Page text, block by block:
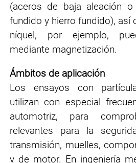
(aceros de baja aleación
fundido y hierro fundido), así
níquel, por ejemplo,
mediante magnetización.
Ámbitos de aplicación
Los ensayos con
utilizan con especial
automotriz, para
relevantes para la
transmisión, muelles,
y de motor. En ingeniería